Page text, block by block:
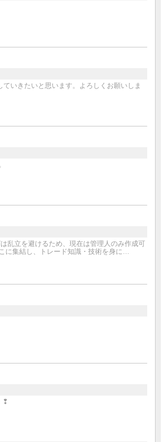
いきたいと思います。よろしくお願いしま
乱立を避けるため、現在は管理人のみ作成可
に集結し、トレード知識・技術を身に…
❢